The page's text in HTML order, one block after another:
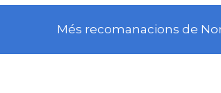
Més recomanacions de